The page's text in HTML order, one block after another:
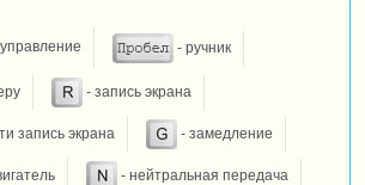
- ручник
- запись экрана
запись экрана - замедление
- нейтральная передача